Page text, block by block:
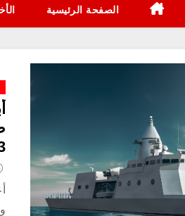
الصفحة الرئيسية